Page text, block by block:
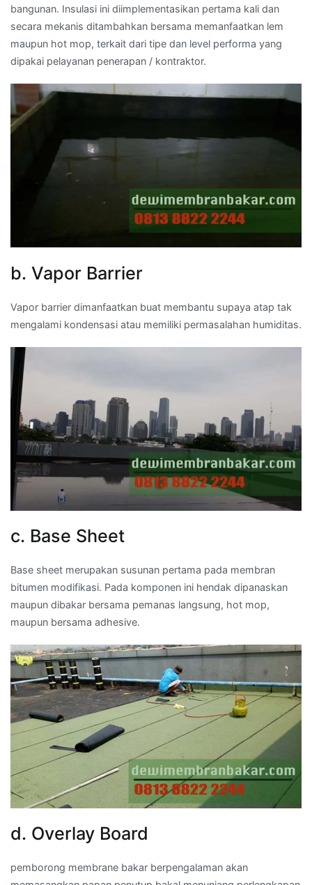
bangunan. Insulasi ini diimplementasikan pertama kali dan
secara mekanis ditambahkan bersama memanfaatkan lem
maupun hot mop, terkait dari tipe dan level performa yang
dipakai pelayanan penerapan / kontraktor.
b. Vapor Barrier
Vapor barrier dimanfaatkan buat membantu supaya atap tak
mengalami kondensasi atau memiliki permasalahan humiditas.
c. Base Sheet
Base sheet merupakan susunan pertama pada membran
bitumen modifikasi. Pada komponen ini hendak dipanaskan
maupun dibakar bersama pemanas langsung, hot mop,
maupun bersama adhesive.
d. Overlay Board
pemborong membrane bakar berpengalaman akan